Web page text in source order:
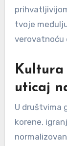
tvoje
verovatnoću
Kultura
uticaj
U društvima
korene,